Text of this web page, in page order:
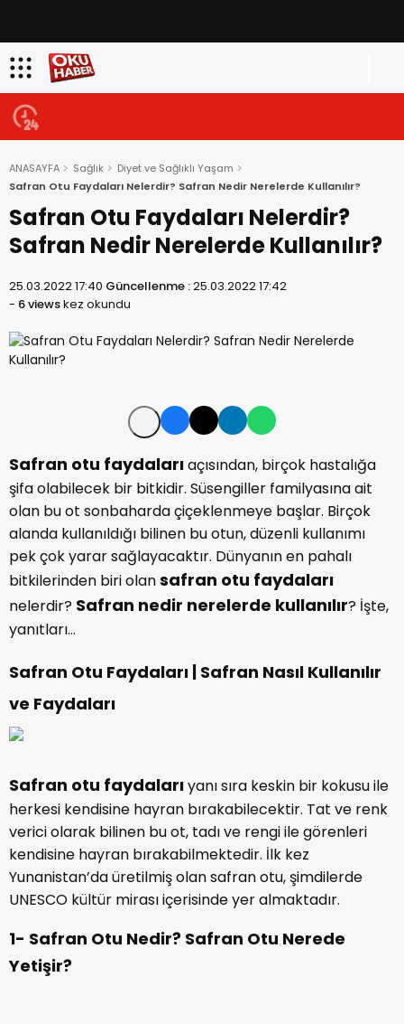
ANASAYFA Sağlık
Diyet ve Sağlıklı Yaşam
Safran Otu Faydaları Nelerdir? Safran Nedir Nerelerde Kullanılır?
Safran Otu Faydaları Nelerdir?
Safran Nedir Nerelerde Kullanılır?
25.03.2022 17:40 Güncellenme :25.03.2022 17:42
- 6 viewskez okundu
Safran otu faydalarıaçısından, birçok hastalığa
şifa olabilecek bir bitkidir. Süsengiller familyasına ait
olan bu ot sonbaharda çiçeklenmeye başlar. Birçok
alanda kullanıldığı bilinen bu otun, düzenli kullanımı
pek çok yarar sağlayacaktır. Dünyanın en pahalı
bitkilerinden biri olansafran otu faydaları
nelerdir? Safran nedir nerelerde kullanılır? İşte,
yanıtları…
Safran Otu Faydaları | Safran Nasıl Kullanılır
ve Faydaları
Safran otu faydalarıyanı sıra keskin bir kokusu ile
herkesi kendisine hayran bırakabilecektir. Tat ve renk
verici olarak bilinen bu ot, tadı ve rengi ile görenleri
kendisine hayran bırakabilmektedir. İlk kez
Yunanistan’da üretilmiş olan safran otu, şimdilerde
UNESCO kültür mirası içerisinde yer almaktadır.
1- Safran Otu Nedir? Safran Otu Nerede
Yetişir?